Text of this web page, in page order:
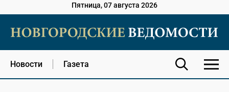
Пятница, 07 августа 2026
Новости Газета